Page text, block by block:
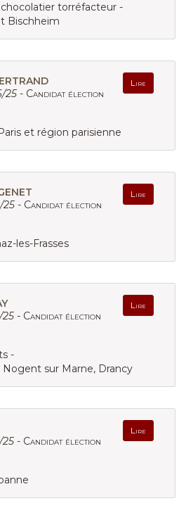
torréfacteur -
Bischheim
Lire
25 - Candidat élection
et région parisienne
Lire
25 - Candidat élection
les-Frasses
Lire
25 - Candidat élection
-
Nogent sur Marne, Drancy
Lire
25 - Candidat élection